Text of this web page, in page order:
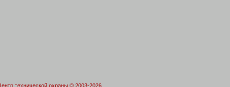
технической охраны© 2003-2026.